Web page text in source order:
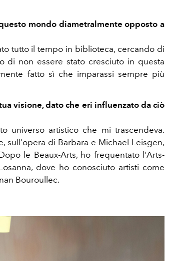
mondo diametralmente opposto a
tutto il tempo in biblioteca, cercando di
di non essere stato cresciuto in questa
fatto sì che imparassi sempre più
visione, dato che eri influenzato da ciò
universo artistico che mi trascendeva.
sull'opera di Barbara e Michael Leisgen,
le Beaux-Arts, ho frequentato l'Arts-
dove ho conosciuto artisti come
Bouroullec.